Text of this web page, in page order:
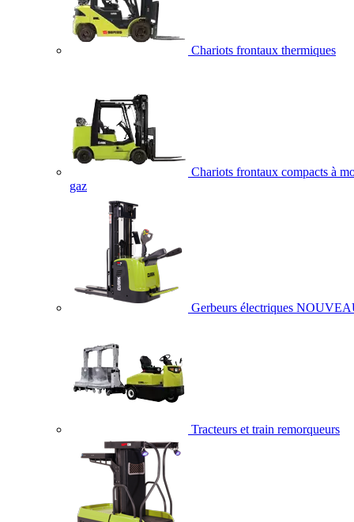
Chariots frontaux thermiques
Chariots frontaux compacts à
gaz
Gerbeurs électriques
Tracteurs et train remorqueurs